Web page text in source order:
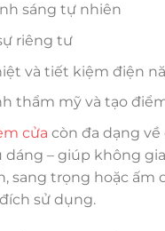
sáng tự nhiên
riêng tư
và tiết kiệm điện
thẩm mỹ và tạo
cửa còn đa dạng
dáng – giúp không
sang trọng hoặc ấm
sử dụng.